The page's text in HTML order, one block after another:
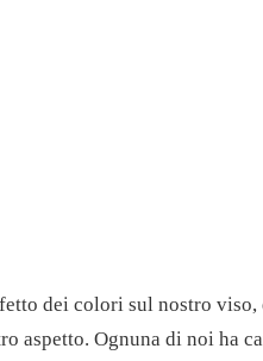
dei colori sul nostro
aspetto. Ognuna di noi ha